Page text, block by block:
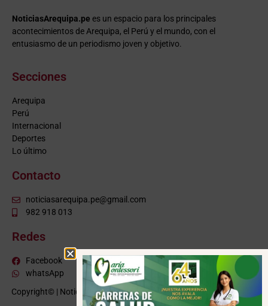
NoticiasArequipa.pe es un espacio para los principales
acontecimientos de Arequipa, el Perú y el mundo, con el
entusiasmo de un periodismo joven y objetivo.
Secciones
Arequipa
Perú
Internacional
Deportes
Lo último
Contacto
noticiasarequipa.pe@gmail.com
982 918 013
Redes
Facebook
whatsApp
Copyright© | NoticiasArequipa.pe | Grupo HBA Noticias| Todos los